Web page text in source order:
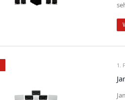
1.